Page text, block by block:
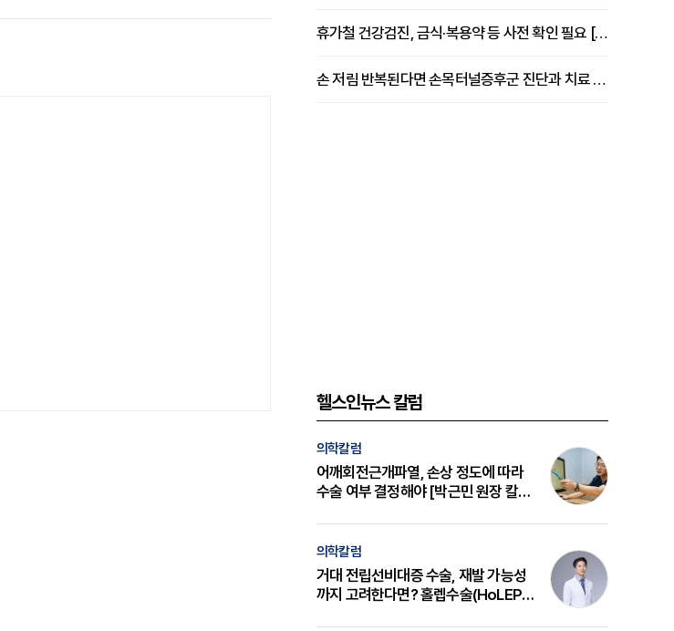
휴가철 건강검진, 금식·복용약 등 사전 확인 필요 [정도감 원장 칼럼]
손 저림 반복된다면 손목터널증후군 진단과 치료 시기 살펴야 [김동현 원장 칼럼]
헬스인뉴스 칼럼
의학칼럼
어깨회전근개파열, 손상 정도에 따라
수술 여부 결정해야 [박근민 원장 칼
의학칼럼
거대 전립선비대증 수술, 재발 가능성
까지 고려한다면? 홀렙수술(HoLEP)